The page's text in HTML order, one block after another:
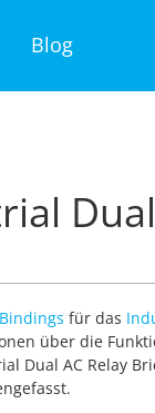
Blog
für das
über die
Dual AC Relay